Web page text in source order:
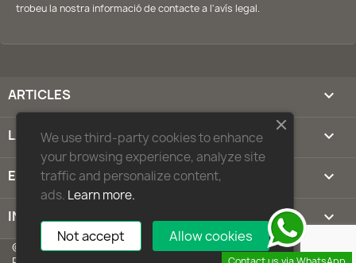
trobeu la nostra informació de contacte a l'avís legal.
ARTICLES 
LA NOSTRA COMPANYIA 
EL VOSTRE COMPTE 
INFORMACIÓ SOBRE LA BOTIGA keyboard_arrow_down
© 2026 - Programari de comerç electrònic per
We use third-party cookies to enhance
your browsing experience, analyze site
traffic and personalize content,
ads. Learn more.
Allow cookies
Not accept